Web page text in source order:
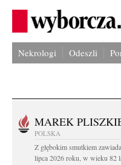
Nekrologi Odeszli
MAREK
POLSKA
Z głębokim smutkiem
lipca 2026 roku, w wieku 82